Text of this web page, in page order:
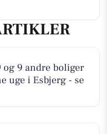
og 9 andre boliger
uge i Esbjerg - se